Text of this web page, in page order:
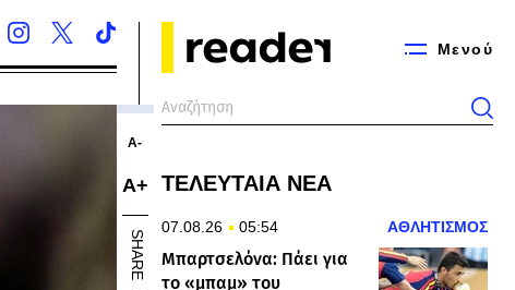
Μενού
Α-
Α+
SHARE
ΤΕΛΕΥΤΑΙΑ ΝΕΑ
07.08.26 05:54 ΑΘΛΗΤΙΣΜΟΣ
Μπαρτσελόνα: Πάει για
το «μπαμ» του